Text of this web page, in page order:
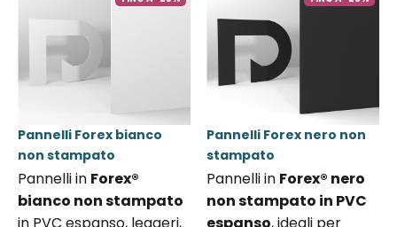
Pannelli Forex bianco
non stampato
Pannelli in Forex®
bianco non stampato
Pannelli Forex nero non
stampato
Pannelli in Forex® nero
non stampato in PVC